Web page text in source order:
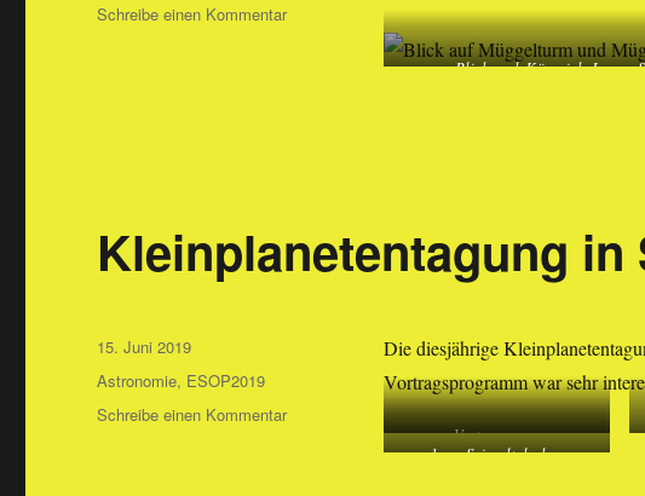
Blick nach Köpenick, Langer
Schreibe einen Kommentarzu
Kleinplanetentagung in
Die diesjährige
Vortragsprogramm war sehr
Vortragsraum
1 m – Spiegelteleskop
Veröffentlicht
am
15. Juni 2019
Kategorien
Astronomie, ESOP2019
Schreibe einen Kommentarzu
Kleinplanetentagung